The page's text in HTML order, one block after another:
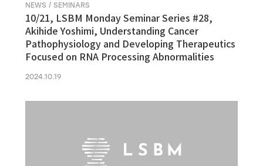
NEWS / SEMINARS
10/21, LSBM Monday Seminar Series #28,
Akihide Yoshimi, Understanding Cancer
Pathophysiology and Developing Therapeutics
Focused on RNA Processing Abnormalities
2024.10.19